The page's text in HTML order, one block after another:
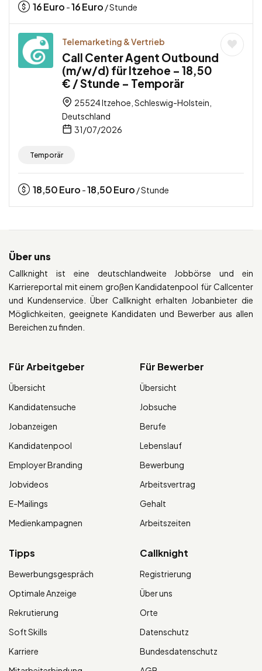
16Euro -16Euro / Stunde
Telemarketing & Vertrieb
Call Center Agent Outbound
(m/w/d) für Itzehoe – 18,50
€ / Stunde – Temporär
25524 Itzehoe, Schleswig-Holstein,
Deutschland
31/07/2026
Temporär
18,50Euro -18,50Euro / Stunde
Über uns
Callknight ist eine deutschlandweite Jobbörse und ein
Karriereportal mit einem großen Kandidatenpool für Callcenter
und Kundenservice. Über Callknight erhalten Jobanbieter die
Möglichkeiten, geeignete Kandidaten und Bewerber aus allen
Bereichen zu finden.
Für Arbeitgeber
Übersicht
Kandidatensuche
Jobanzeigen
Kandidatenpool
Employer Branding
Jobvideos
E-Mailings
Medienkampagnen
Für Bewerber
Übersicht
Jobsuche
Berufe
Lebenslauf
Bewerbung
Arbeitsvertrag
Gehalt
Arbeitszeiten
Tipps
Bewerbungsgespräch
Optimale Anzeige
Rekrutierung
Soft Skills
Karriere
Callknight
Registrierung
Über uns
Orte
Datenschutz
Bundesdatenschutz